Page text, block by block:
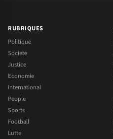
RUBRIQUES
Politique
Societe
Justice
Economie
International
People
Sports
Football
Lutte